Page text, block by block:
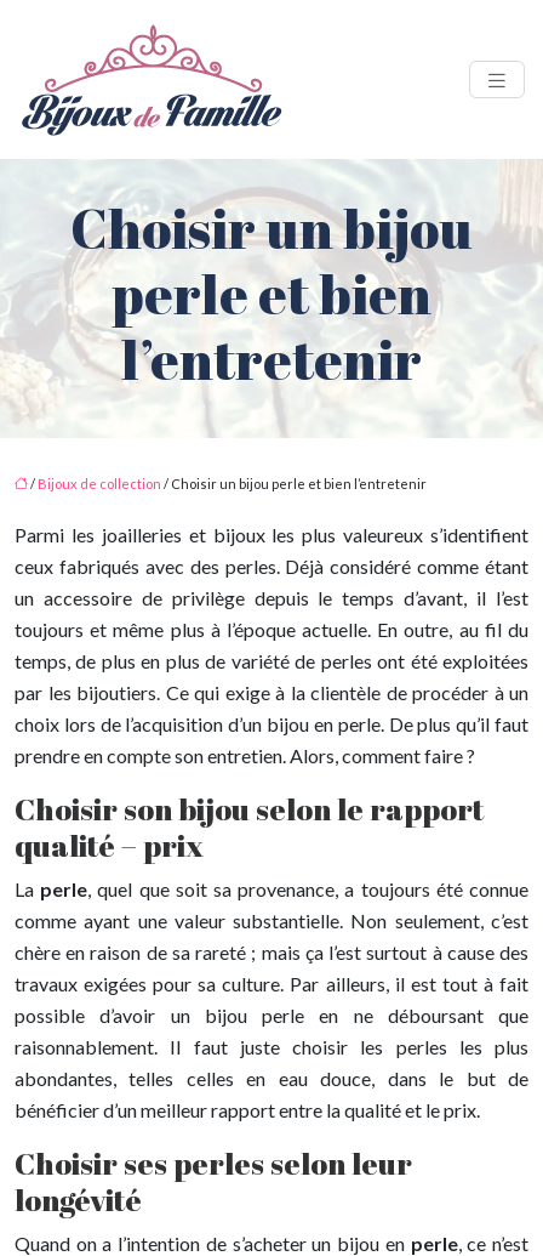
Choisir un bijou
perle et bien
l’entretenir
/ Bijoux de collection / Choisir un bijou perle et bien l’entretenir
Parmi les joailleries et bijoux les plus valeureux s’identifient
ceux fabriqués avec des perles. Déjà considéré comme étant
un accessoire de privilège depuis le temps d’avant, il l’est
toujours et même plus à l’époque actuelle. En outre, au fil du
temps, de plus en plus de variété de perles ont été exploitées
par les bijoutiers. Ce qui exige à la clientèle de procéder à un
choix lors de l’acquisition d’un bijou en perle. De plus qu’il faut
prendre en compte son entretien. Alors, comment faire ?
Choisir son bijou selon le rapport
qualité – prix
La perle, quel que soit sa provenance, a toujours été connue
comme ayant une valeur substantielle. Non seulement, c’est
chère en raison de sa rareté ; mais ça l’est surtout à cause des
travaux exigées pour sa culture. Par ailleurs, il est tout à fait
possible d’avoir un bijou perle en ne déboursant que
raisonnablement. Il faut juste choisir les perles les plus
abondantes, telles celles en eau douce, dans le but de
bénéficier d’un meilleur rapport entre la qualité et le prix.
Choisir ses perles selon leur
longévité
Quand on a l’intention de s’acheter un bijou en perle, ce n’est